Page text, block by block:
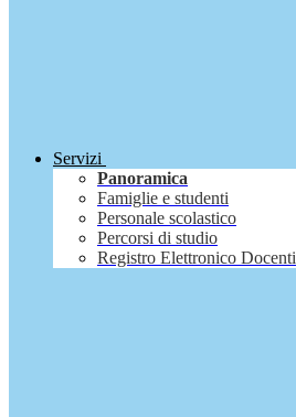
Servizi
Panoramica
Famiglie e studenti
Personale scolastico
Percorsi di studio
Registro Elettronico Docenti